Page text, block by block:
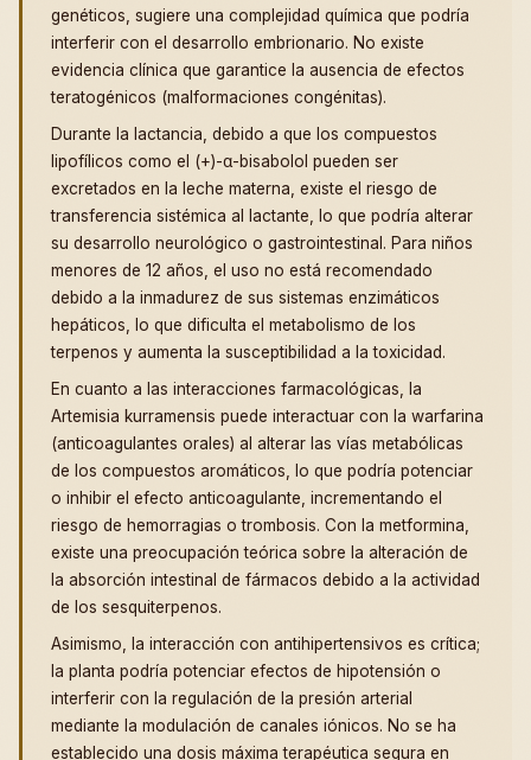
genéticos, sugiere una complejidad química que podría
interferir con el desarrollo embrionario. No existe
evidencia clínica que garantice la ausencia de efectos
teratogénicos (malformaciones congénitas).
Durante la lactancia, debido a que los compuestos
lipofílicos como el (+)-α-bisabolol pueden ser
excretados en la leche materna, existe el riesgo de
transferencia sistémica al lactante, lo que podría alterar
su desarrollo neurológico o gastrointestinal. Para niños
menores de 12 años, el uso no está recomendado
debido a la inmadurez de sus sistemas enzimáticos
hepáticos, lo que dificulta el metabolismo de los
terpenos y aumenta la susceptibilidad a la toxicidad.
En cuanto a las interacciones farmacológicas, la
Artemisia kurramensis puede interactuar con la warfarina
(anticoagulantes orales) al alterar las vías metabólicas
de los compuestos aromáticos, lo que podría potenciar
o inhibir el efecto anticoagulante, incrementando el
riesgo de hemorragias o trombosis. Con la metformina,
existe una preocupación teórica sobre la alteración de
la absorción intestinal de fármacos debido a la actividad
de los sesquiterpenos.
Asimismo, la interacción con antihipertensivos es crítica;
la planta podría potenciar efectos de hipotensión o
interferir con la regulación de la presión arterial
mediante la modulación de canales iónicos. No se ha
establecido una dosis máxima terapéutica segura en